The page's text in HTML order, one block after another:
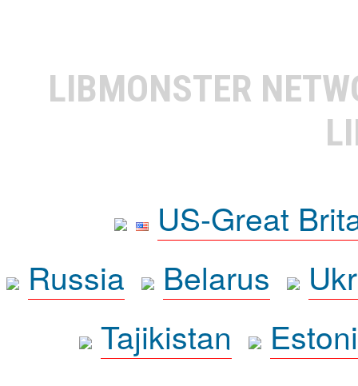
LIBMONSTER
US-Great
Russia
Belarus
Tajikistan